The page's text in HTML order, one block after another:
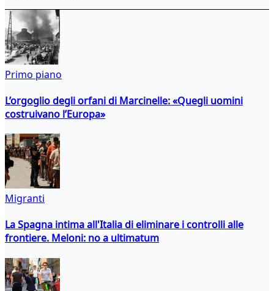
Primo piano
L’orgoglio degli orfani di Marcinelle: «Quegli uomini
costruivano l’Europa»
Migranti
La Spagna intima all'Italia di eliminare i controlli alle
frontiere. Meloni: no a ultimatum